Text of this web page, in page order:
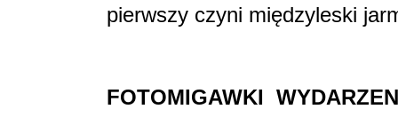
pierwszy czyni międzyleski
FOTOMIGAWKI